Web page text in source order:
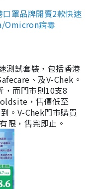
罩品牌開賣2款快速
Omicron病毒
測試套裝，包括香港
、及V-Chek。
，而門市則10支8
，售價低至
。V-Chek門市購買
限，售完即止。